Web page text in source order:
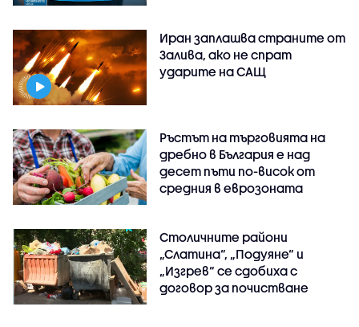
Иран заплашва страните от
Залива, ако не спрат
ударите на САЩ
Ръстът на търговията на
дребно в България е над
десет пъти по-висок от
средния в еврозоната
Столичните райони
„Слатина“, „Подуяне“ и
„Изгрев“ се сдобиха с
договор за почистване